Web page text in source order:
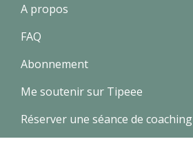
A propos
FAQ
Abonnement
Me soutenir sur Tipeee
Réserver une séance de coaching